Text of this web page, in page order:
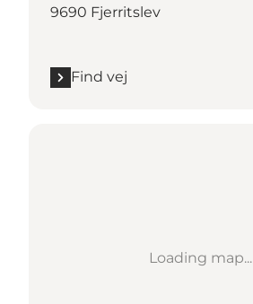
9690 Fjerritslev
Find vej
Loading map...